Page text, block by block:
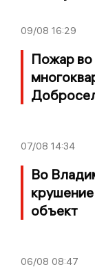
09/08 16:29
Пожар во
07/08 14:34
Во
объект
06/08 08:47